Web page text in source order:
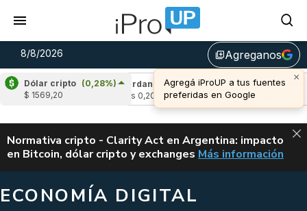
8/8/2026 library_addAgreganos
×
Agregá iProUP a tus fuentes
preferidas en Google
Dólar cripto (0,28%)
$ 1569,20
Cardano
(-0,71%)
u$s 0,20
Avalanche
u$s 6,53
ALERTA
Normativa cripto - Clarity Act en Argentina: impacto
en Bitcoin, dólar cripto y exchanges CLARITY ACT EN
Más información
ECONOMÍA DIGITAL